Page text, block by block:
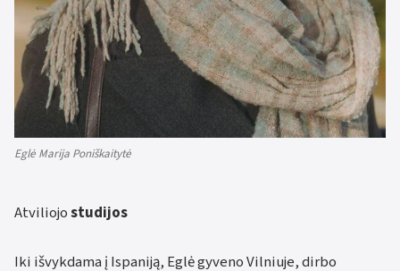
Eglė Marija Poniškaitytė
Atviliojostudijos
Iki išvykdama į Ispaniją, Eglė gyveno Vilniuje, dirbo